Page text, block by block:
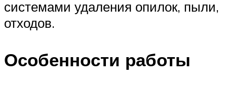
системами удаления опилок, пыли,
отходов.
Особенности работы